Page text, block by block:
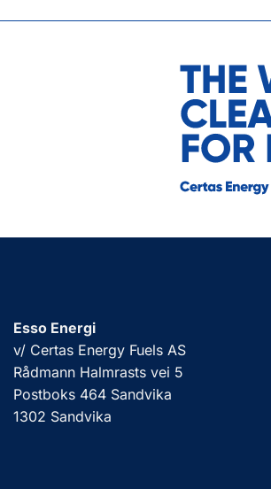
Esso Energi
v/ Certas Energy Fuels AS
Rådmann Halmrasts vei 5
Postboks 464 Sandvika
1302 Sandvika